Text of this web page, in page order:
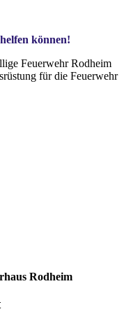
können!
Feuerwehr Rodheim
für die Feuerwehr
Rodheim